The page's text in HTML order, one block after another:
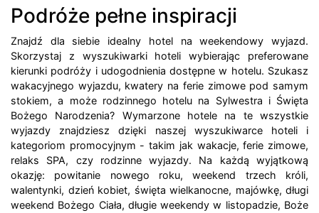
Podróże pełne inspiracji
Znajdź dla siebie idealny hotel na weekendowy wyjazd.
Skorzystaj z wyszukiwarki hoteli wybierając preferowane
kierunki podróży i udogodnienia dostępne w hotelu. Szukasz
wakacyjnego wyjazdu, kwatery na ferie zimowe pod samym
stokiem, a może rodzinnego hotelu na Sylwestra i Święta
Bożego Narodzenia? Wymarzone hotele na te wszystkie
wyjazdy znajdziesz dzięki naszej wyszukiwarce hoteli i
kategoriom promocyjnym - takim jak wakacje, ferie zimowe,
relaks SPA, czy rodzinne wyjazdy. Na każdą wyjątkową
okazję: powitanie nowego roku, weekend trzech króli,
walentynki, dzień kobiet, święta wielkanocne, majówkę, długi
weekend Bożego Ciała, długie weekendy w listopadzie, Boże